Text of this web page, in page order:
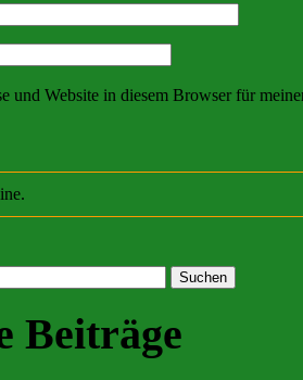
und Website in diesem Browser für
Beiträge